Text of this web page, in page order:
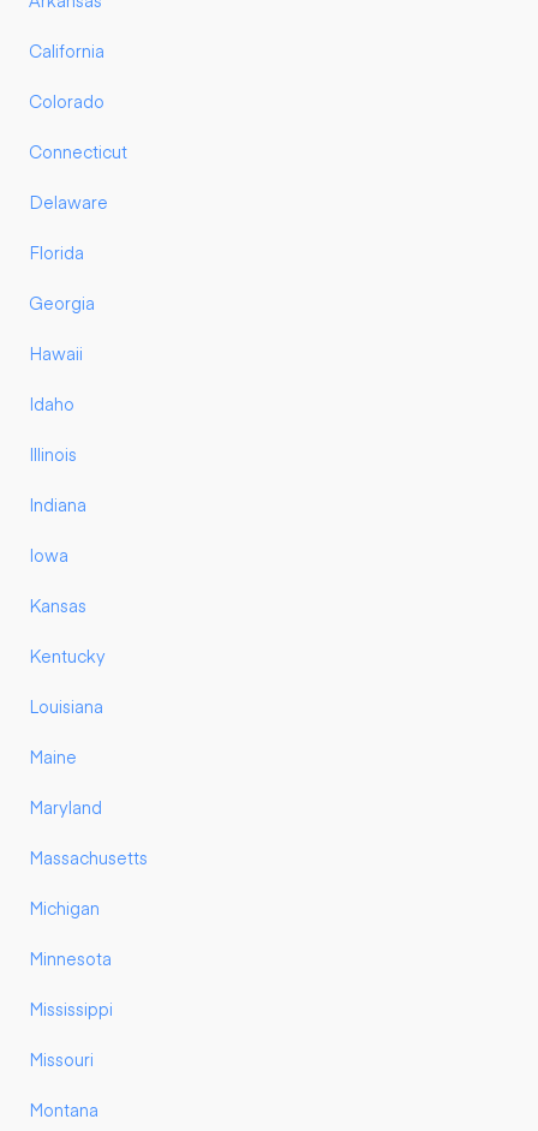
California
Colorado
Connecticut
Delaware
Florida
Georgia
Hawaii
Idaho
Illinois
Indiana
Iowa
Kansas
Kentucky
Louisiana
Maine
Maryland
Massachusetts
Michigan
Minnesota
Mississippi
Missouri
Montana